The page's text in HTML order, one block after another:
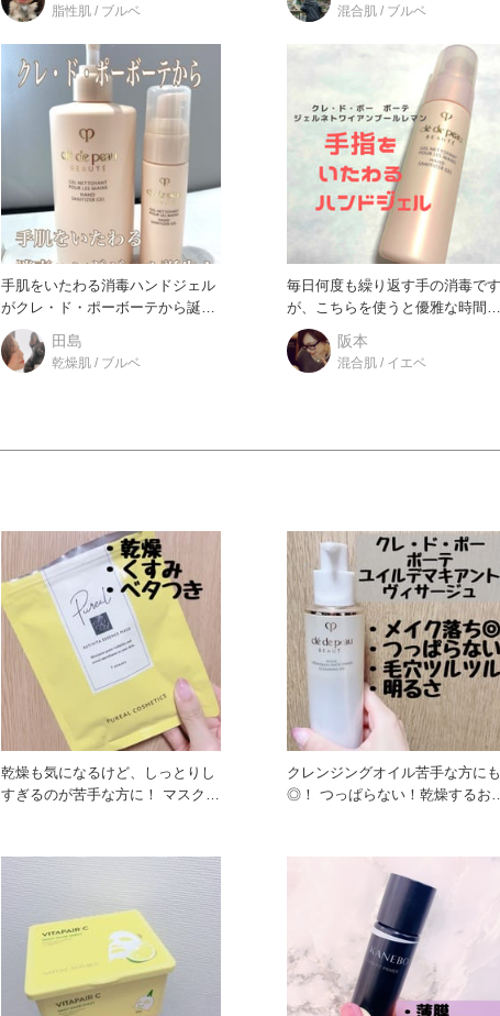
脂性肌 / ブルベ 混合肌 / ブルベ
手肌をいたわる消毒ハンドジェル
がクレ・ド・ポーボーテから誕
生！ 薄いピンククリームの容器
田島
乾燥肌 / ブルベ
毎日何度も繰り返す手の消毒です
が、こちらを使うと優雅な時間
に。 使用感はすっと手にな
阪本
混合肌 / イエベ
乾燥も気になるけど、しっとりし
すぎるのが苦手な方に！ マスクを
クレンジングオイル苦手な方にも
◎！ つっぱらない！乾燥するお